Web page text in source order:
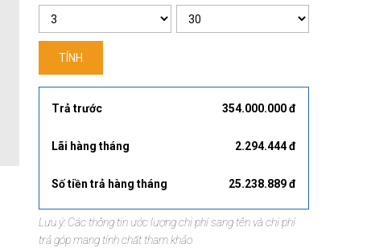
TÍNH
Trả trước 354.000.000 đ
Lãi hàng tháng 2.294.444 đ
Số tiền trả hàng tháng 25.238.889 đ
Lưu ý: Các thông tin ước lượng chi phí sang tên và chi phí
trả góp mang tính chất tham khảo